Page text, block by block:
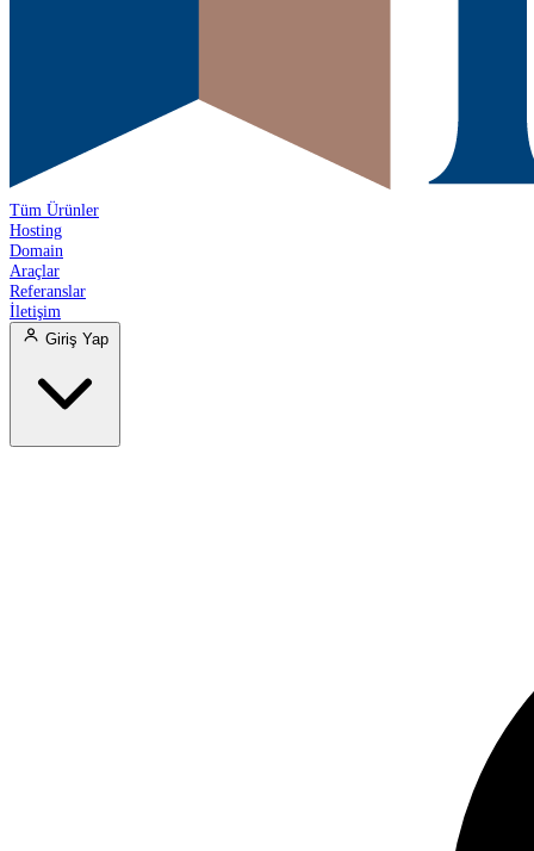
Tüm Ürünler
Hosting
Domain
Araçlar
Referanslar
İletişim
Giriş Yap